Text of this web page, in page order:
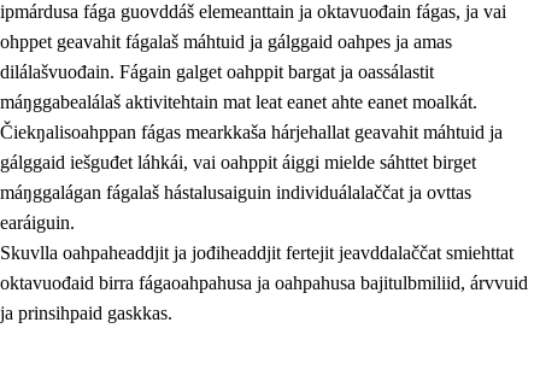
ipmárdusa fága guovddáš elemeanttain ja oktavuođain fágas, ja vai
ohppet geavahit fágalaš máhtuid ja gálggaid oahpes ja amas
dilálašvuođain. Fágain galget oahppit bargat ja oassálastit
máŋggabealálaš aktivitehtain mat leat eanet ahte eanet moalkát.
Čiekŋalisoahppan fágas mearkkaša hárjehallat geavahit máhtuid ja
gálggaid iešguđet láhkái, vai oahppit áiggi mielde sáhttet birget
máŋggalágan fágalaš hástalusaiguin individuálalaččat ja ovttas
earáiguin.
Skuvlla oahpaheaddjit ja jođiheaddjit fertejit jeavddalaččat smiehttat
oktavuođaid birra fágaoahpahusa ja oahpahusa bajitulbmiliid, árvvuid
ja prinsihpaid gaskkas.